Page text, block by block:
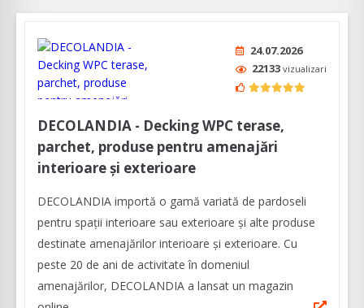
24.07.2026
22133 vizualizari
DECOLANDIA - Decking WPC terase,
parchet, produse pentru amenajări
interioare și exterioare
DECOLANDIA importă o gamă variată de pardoseli
pentru spații interioare sau exterioare și alte produse
destinate amenajărilor interioare și exterioare. Cu
peste 20 de ani de activitate în domeniul
amenajărilor, DECOLANDIA a lansat un magazin